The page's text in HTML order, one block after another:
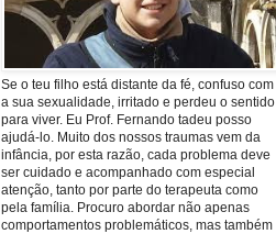
Se o teu filho está distante da fé, confuso com
a sua sexualidade, irritado e perdeu o sentido
para viver. Eu Prof. Fernando tadeu posso
ajudá-lo. Muito dos nossos traumas vem da
infância, por esta razão, cada problema deve
ser cuidado e acompanhado com especial
atenção, tanto por parte do terapeuta como
pela família. Procuro abordar não apenas
comportamentos problemáticos, mas também